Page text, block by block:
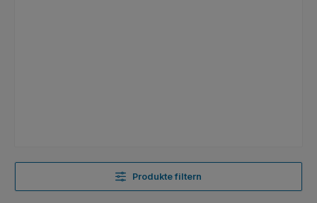
Produkte filtern